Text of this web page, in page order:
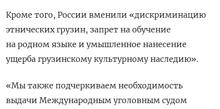
Кроме того, России вменили «дискриминацию
этнических грузин, запрет на обучение
на родном языке и умышленное нанесение
ущерба грузинскому культурному наследию».
«Мы также подчеркиваем необходимость
выдачи Международным уголовным судом